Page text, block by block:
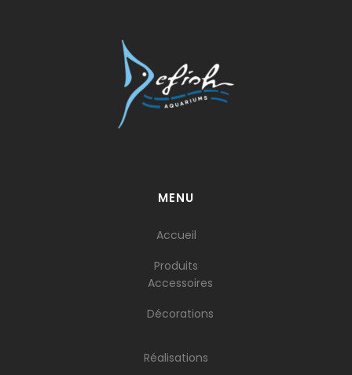
MENU
Accueil
Produits
Accessoires
Décorations
Réalisations